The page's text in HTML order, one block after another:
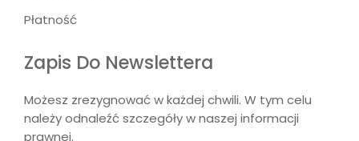
Płatność
Zapis Do Newslettera
Możesz zrezygnować w każdej chwili. W tym celu
należy odnaleźć szczegóły w naszej informacji
prawnej.